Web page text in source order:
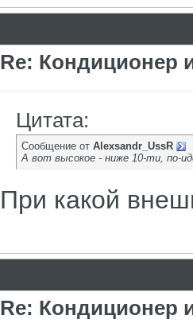
Re: Кондиционер
Цитата:
Сообщение от Alexsandr_UssR
А вот высокое - ниже 10-ти, по-
При какой
Re: Кондиционер